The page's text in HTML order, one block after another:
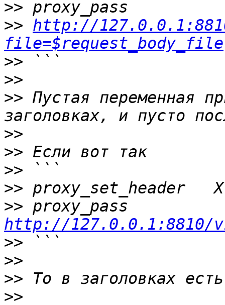
>>
>> http://
>>
>>
>> Пустая переменная
>>
>>
>>
>>
>>
http://127.0.0.1:8810/
>>
>>
>>
>>